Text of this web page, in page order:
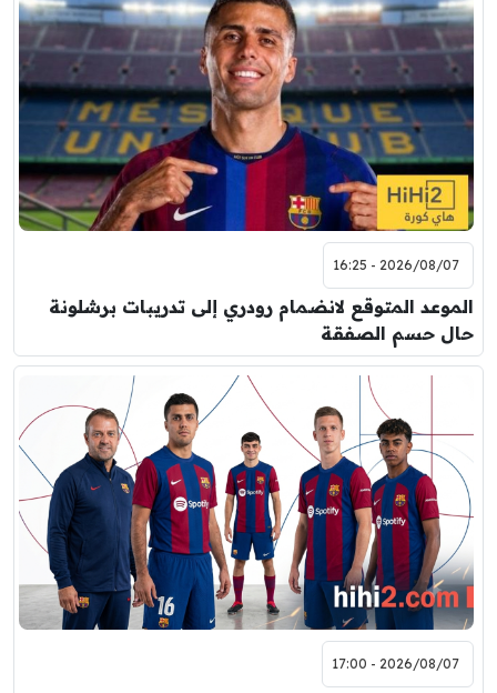
2026/08/07 - 16:25
الموعد المتوقع لانضمام رودري إلى تدريبات برشلونة
حال حسم الصفقة
2026/08/07 - 17:00